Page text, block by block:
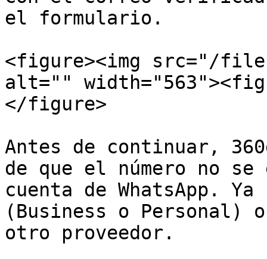
el formulario.
<figure><img src="/files/
alt=""
</figure>
Antes de continuar,
de que el número no
cuenta de WhatsApp.
(Business o Personal)
otro proveedor.